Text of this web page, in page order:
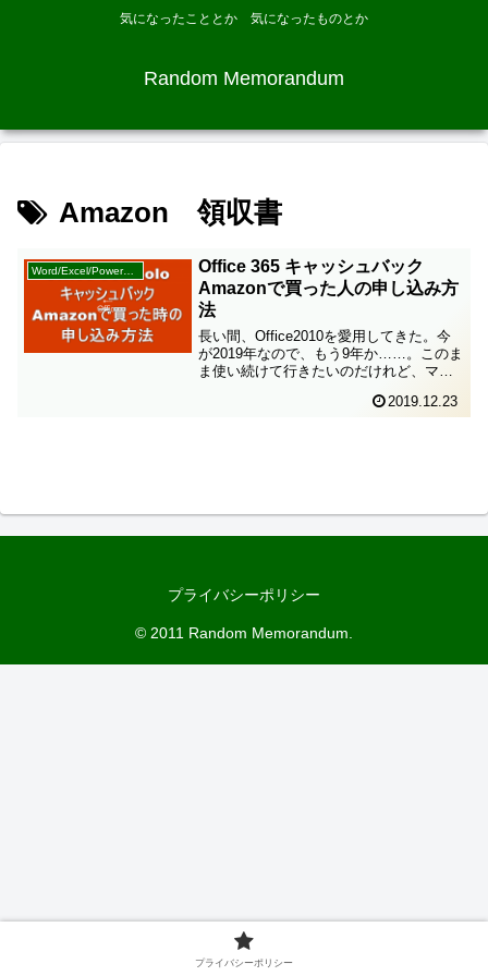
気になったこととか 気になったものとか
Random Memorandum
Amazon 領収書
Word/Excel/PowerPoint
Office 365 キャッシュバック
Amazonで買った人の申し込み方
法
長い間、Office2010を愛用してきた。今
が2019年なので、もう9年か……。このま
ま使い続けて行きたいのだけれど、マイ
日に終了するという。ギリギリまで使う
2019.12.23
プライバシーポリシー
© 2011 Random Memorandum.
プライバシーポリシー